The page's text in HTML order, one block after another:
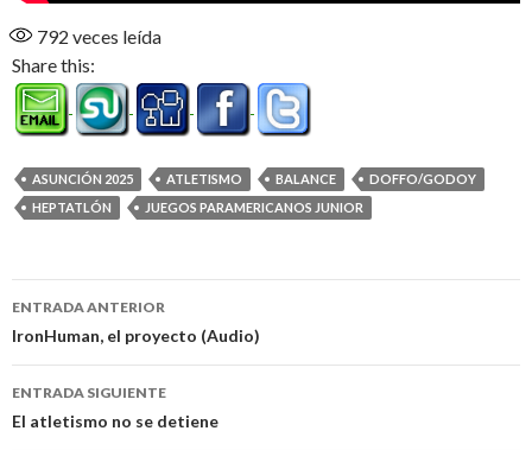
792 veces leída
Share this:
ASUNCIÓN 2025 ATLETISMO BALANCE
DOFFO/GODOY
HEPTATLÓN
JUEGOS PARAMERICANOS JUNIOR
Navegación
de
entradas
ENTRADA ANTERIOR
IronHuman, el proyecto (Audio)
ENTRADA SIGUIENTE
El atletismo no se detiene